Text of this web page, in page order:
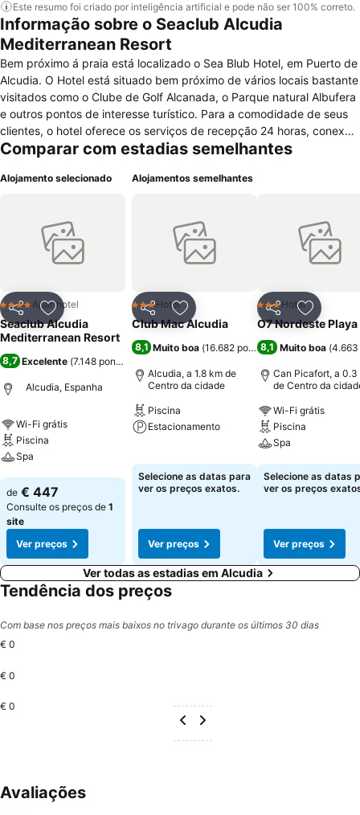
Este resumo foi criado por inteligência artificial e pode não ser 100% correto.
Informação sobre o Seaclub Alcudia
Mediterranean Resort
Bem próximo á praia está localizado o Sea Blub Hotel, em Puerto de
Alcudia. O Hotel está situado bem próximo de vários locais bastante
visitados como o Clube de Golf Alcanada, o Parque natural Albufera
e outros pontos de interesse turístico. Para a comodidade de seus
clientes, o hotel oferece os serviços de recepção 24 horas, conexão
de internet em alguns pontos do hotel, como na entrada do hotel e
reserva de excursões. O Hotel dispõe de apartamentos com mobília
telefone, cofre pessoal, secador de cabelo, microondas, torradeira,
cafeteira e casa de banho privativa. Os hóspedes poderão
desfrutar de programação de atividades proporcionadas pelo hotel,
piscinas.
Comparar com estadias semelhantes
Alojamento selecionado
PartilharAdicionar aos favoritos
4 EstrelasAparthotel
Seaclub Alcudia
Mediterranean Resort
8,7 Excelente (7.148 pontuações
Alcudia, Espanha
Wi-Fi grátis
Piscina
Spa
Ver preços
de € 447
Consulte os preços de 1
site
Ver preços
Alojamentos semelhantes
PartilharAdicionar aos favoritos
3 Estrelas
Hotel
Club Mac Alcudia
8,1 Muito boa (16.682 pontuações)
Alcudia, a 1.8 km de
Centro da cidade
Piscina
Estacionamento
Selecione as datas para
ver os preços exatos.
Ver preços
Partilhar
3 Estrelas
Hotel
O7 Nordeste Playa
8,1 Muito boa (4.663
Can Picafort, a 0.3
de Centro da
Wi-Fi grátis
Piscina
Spa
Ver preços
Selecione as datas
ver os preços
Ver preços
Ver todas as estadias em Alcudia
Tendência dos preços
Com base nos preços mais baixos no trivago durante os últimos 30 dias
€ 0
€ 0
€ 0
Avaliações